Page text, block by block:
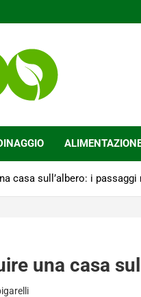
casa sull’albero: i passaggi
una casa